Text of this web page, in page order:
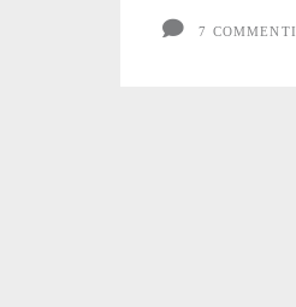
7 COMMENTI